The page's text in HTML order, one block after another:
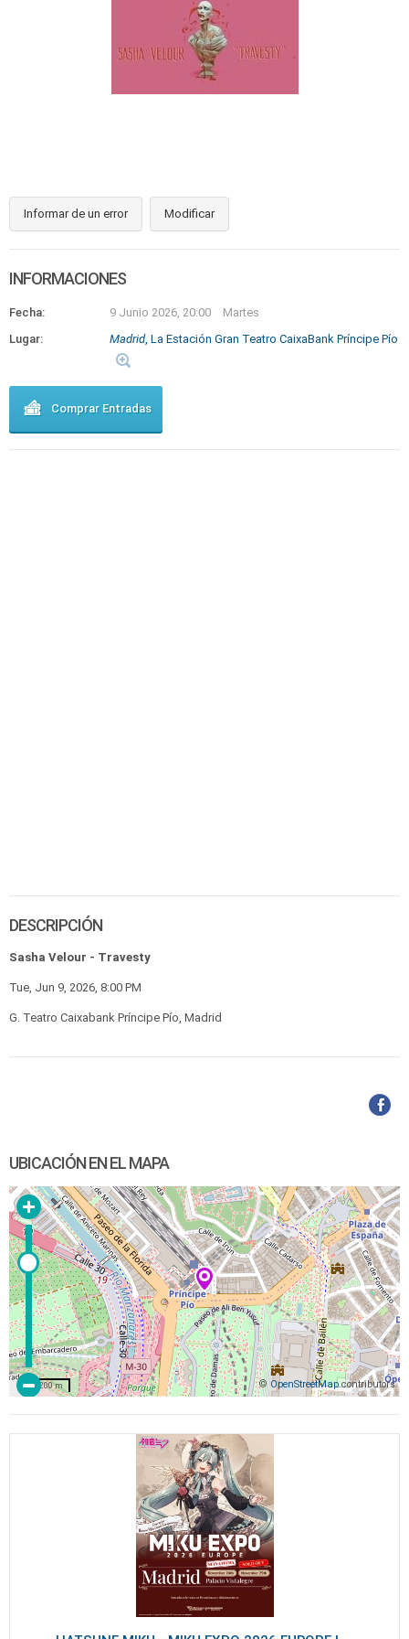
Informar de un error Modificar
INFORMACIONES
Fecha: 9 Junio 2026, 20:00
Martes
Lugar:
Madrid, La Estación Gran Teatro CaixaBank Príncipe Pío
Comprar Entradas
DESCRIPCIÓN
Sasha Velour - Travesty
Tue, Jun 9, 2026, 8:00 PM
G. Teatro Caixabank Príncipe Pío, Madrid
UBICACIÓN EN EL MAPA
©OpenStreetMap contributors
200 m